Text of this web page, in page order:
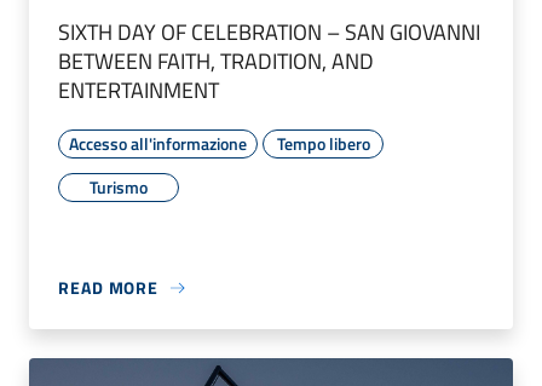
SIXTH DAY OF CELEBRATION – SAN GIOVANNI
BETWEEN FAITH, TRADITION, AND
ENTERTAINMENT
Accesso all'informazione
Tempo libero
Turismo
READ MORE